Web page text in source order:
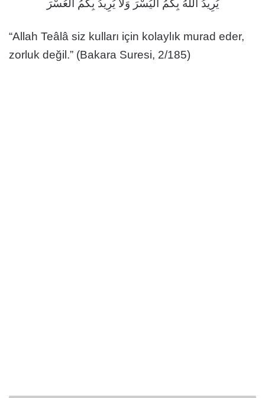
يُرِيدُ اللهُ بِكُمُ الْيُسْرَ وَلاَ يُرِيدُ بِكُمُ الْعُسْرَ
“Allah Teâlâ siz kulları için kolaylık murad eder,
zorluk değil.” (Bakara Suresi, 2/185)